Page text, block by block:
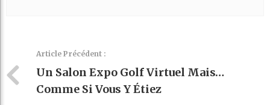
Article Précédent :
Un Salon Expo Golf Virtuel Mais…
Comme Si Vous Y Étiez